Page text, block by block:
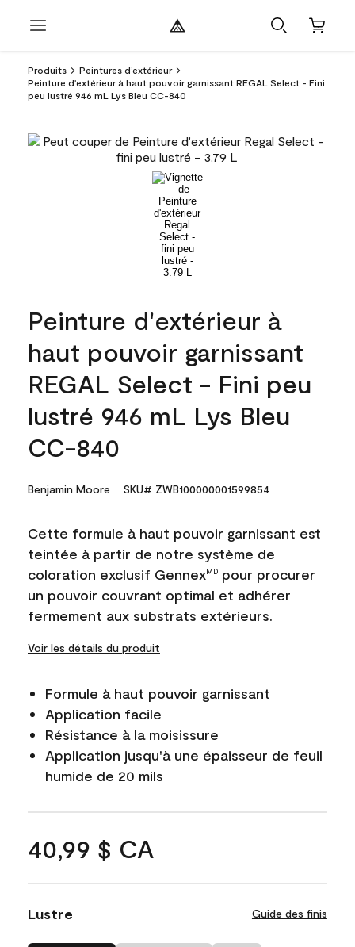
Produits
Peintures d’extérieur
Peinture d'extérieur à haut pouvoir garnissant REGAL Select - Fini
peu lustré 946 mL Lys Bleu CC-840
Peinture d'extérieur à
haut pouvoir garnissant
REGAL Select - Fini peu
lustré 946 mL Lys Bleu
CC-840
Benjamin Moore SKU# ZWB100000001599854
Cette formule à haut pouvoir garnissant est
teintée à partir de notre système de
coloration exclusif GennexMD pour procurer
un pouvoir couvrant optimal et adhérer
fermement aux substrats extérieurs.
Voir les détails du produit
Formule à haut pouvoir garnissant
Application facile
Résistance à la moisissure
Application jusqu'à une épaisseur de feuil
humide de 20 mils
40,99 $ CA
Lustre Guide des finis